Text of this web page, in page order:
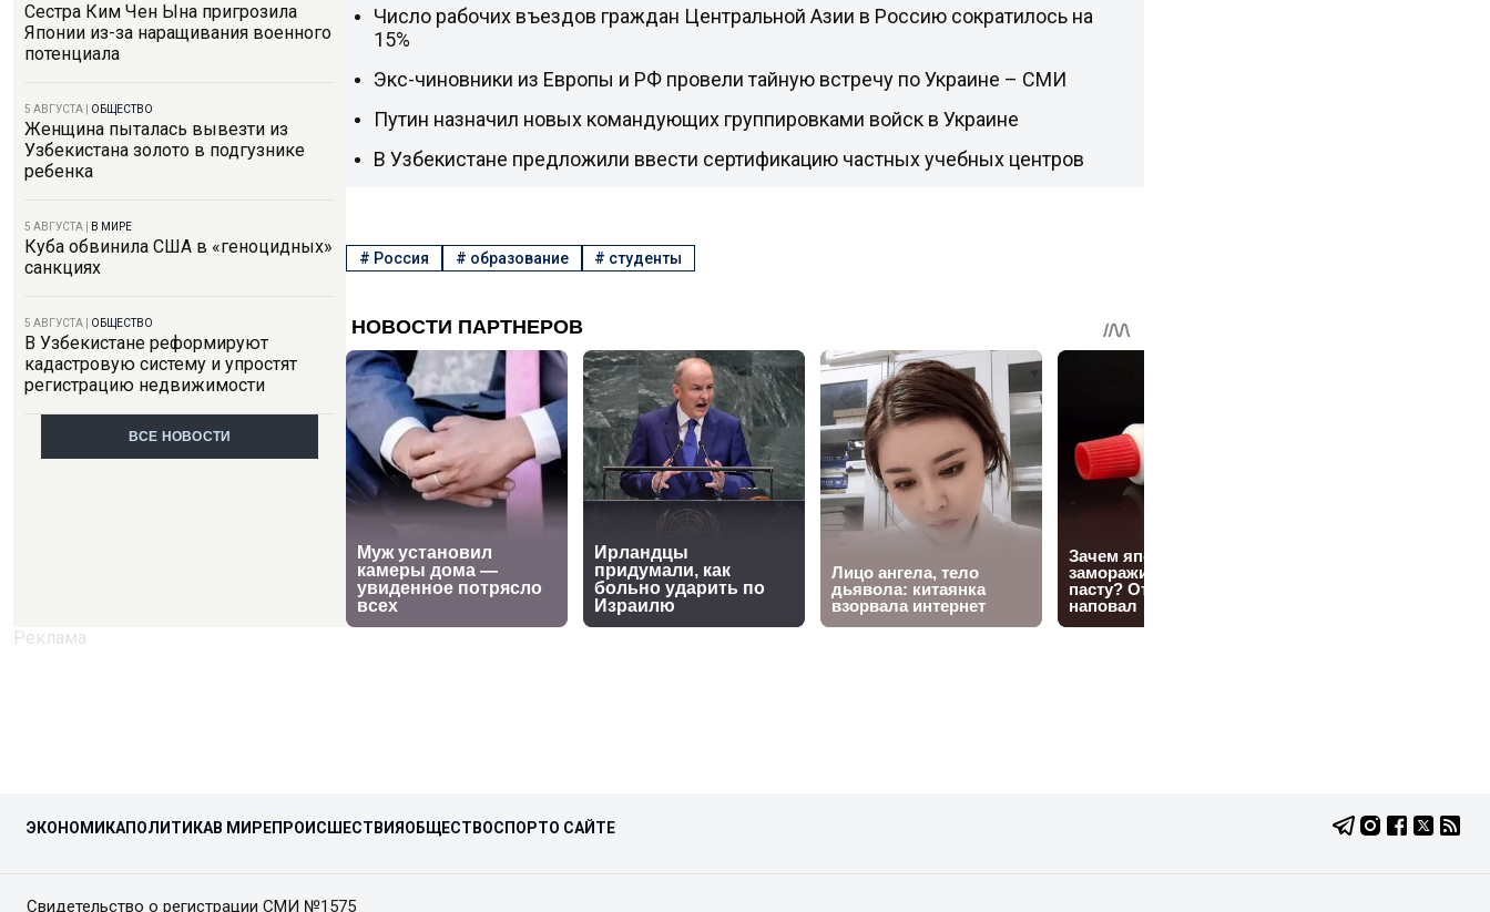
Сестра Ким Чен Ына пригрозила
Японии из-за наращивания военного
потенциала
5 АВГУСТА ОБЩЕСТВО
Женщина пыталась вывезти из
Узбекистана золото в подгузнике
ребенка
5 АВГУСТА В МИРЕ
Куба обвинила США в «геноцидных»
санкциях
5 АВГУСТА ОБЩЕСТВО
В Узбекистане реформируют
кадастровую систему и упростят
регистрацию недвижимости
ВСЕ НОВОСТИ
Число рабочих въездов граждан Центральной Азии в Россию сократилось на
15%
Экс-чиновники из Европы и РФ провели тайную встречу по Украине – СМИ
Путин назначил новых командующих группировками войск в Украине
В Узбекистане предложили ввести сертификацию частных учебных центров
# Россия # образование # студенты
ЭКОНОМИКАПОЛИТИКАВ МИРЕПРОИСШЕСТВИЯ ОБЩЕСТВОСПОРТО САЙТЕ
Свидетельство о регистрации СМИ №1575